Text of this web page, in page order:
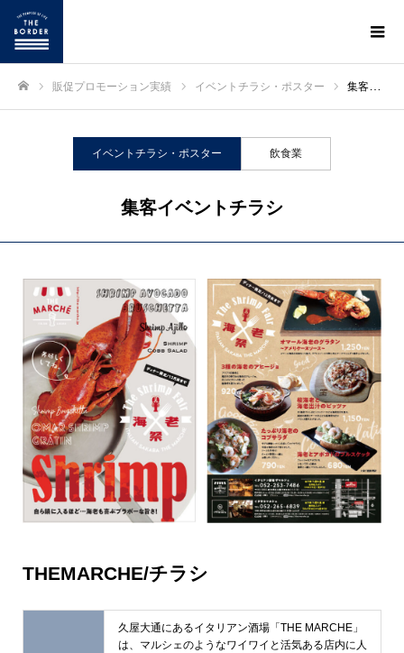
販促プロモーション実績 イベントチラシ・ポスター 集客イベントチラシ
イベントチラシ・ポスター 飲食業
集客イベントチラシ
THEMARCHE/チラシ
久屋大通にあるイタリアン酒場「THE MARCHE」
は、マルシェのようなワイワイと活気ある店内に人